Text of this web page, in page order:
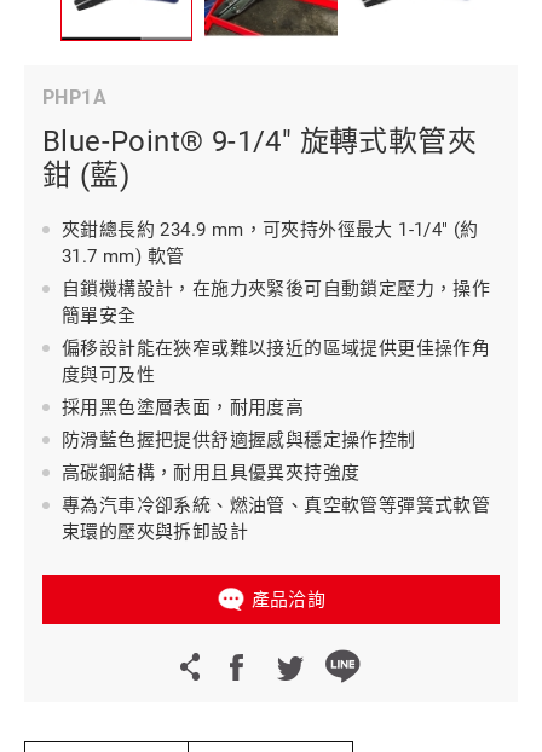
PHP1A
Blue-Point® 9-1/4" 旋轉式軟管夾
鉗 (藍)
夾鉗總長約 234.9 mm，可夾持外徑最大 1-1/4" (約
31.7 mm) 軟管
自鎖機構設計，在施力夾緊後可自動鎖定壓力，操作
簡單安全
偏移設計能在狹窄或難以接近的區域提供更佳操作角
度與可及性
採用黑色塗層表面，耐用度高
防滑藍色握把提供舒適握感與穩定操作控制
高碳鋼結構，耐用且具優異夾持強度
專為汽車冷卻系統、燃油管、真空軟管等彈簧式軟管
束環的壓夾與拆卸設計
產品洽詢